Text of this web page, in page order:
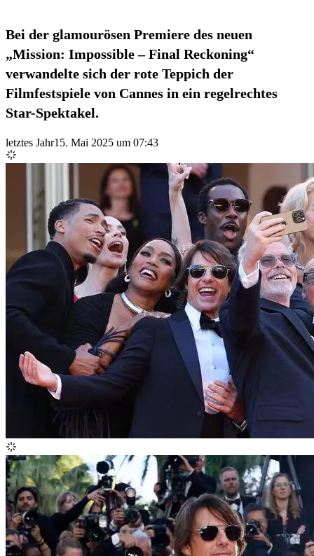
Bei der glamourösen Premiere des neuen
„Mission: Impossible – Final Reckoning“
verwandelte sich der rote Teppich der
Filmfestspiele von Cannes in ein regelrechtes
Star-Spektakel.
letztes Jahr15. Mai 2025 um 07:43